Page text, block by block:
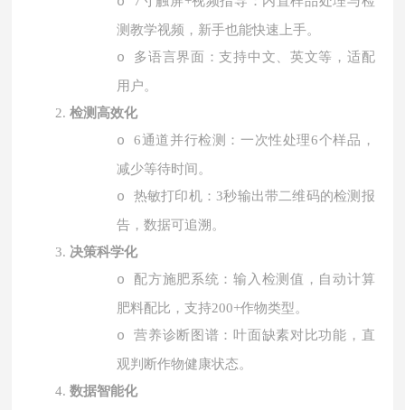
测教学视频，新手也能快速上手。
o 多语言界面：支持中文、英文等，适配
用户。
2.检测高效化
o6通道并行检测：一次性处理6个样品，
减少等待时间。
o 热敏打印机：3秒输出带二维码的检测报
告，数据可追溯。
3. 决策科学化
o 配方施肥系统：输入检测值，自动计算
肥料配比，支持200+作物类型。
o营养诊断图谱：叶面缺素对比功能，直
观判断作物健康状态。
4.数据智能化